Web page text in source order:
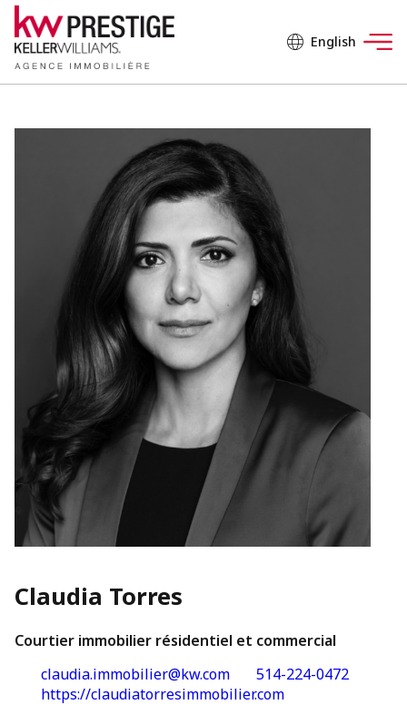
English
Claudia Torres
Courtier immobilier résidentiel et commercial
claudia.immobilier@kw.com
514-224-0472
https://claudiatorresimmobilier.com